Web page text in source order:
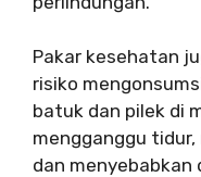
Pakar kesehatan
risiko
batuk dan pilek di
mengganggu
dan menyebabkan